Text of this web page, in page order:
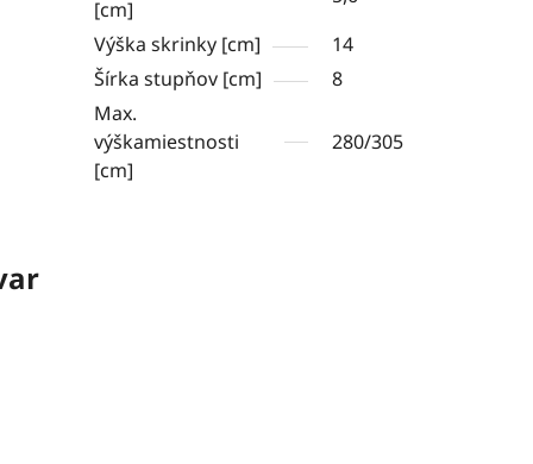
[cm]
Výška skrinky [cm]
14
Šírka stupňov [cm]
8
Max.
výškamiestnosti
[cm]
280/305